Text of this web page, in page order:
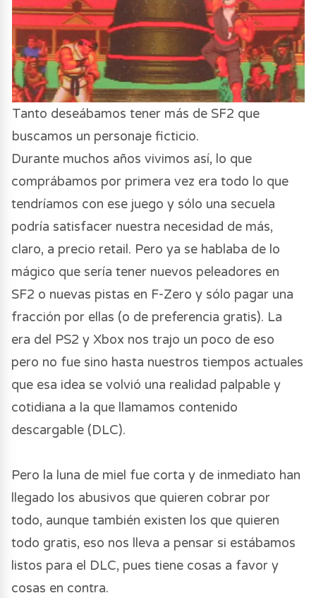
Tanto deseábamos tener más de SF2 que
buscamos un personaje ficticio.
Durante muchos años vivimos así, lo que
comprábamos por primera vez era todo lo que
tendríamos con ese juego y sólo una secuela
podría satisfacer nuestra necesidad de más,
claro, a precio retail. Pero ya se hablaba de lo
mágico que sería tener nuevos peleadores en
SF2 o nuevas pistas en F-Zero y sólo pagar una
fracción por ellas (o de preferencia gratis). La
era del PS2 y Xbox nos trajo un poco de eso
pero no fue sino hasta nuestros tiempos actuales
que esa idea se volvió una realidad palpable y
cotidiana a la que llamamos contenido
descargable (DLC).
Pero la luna de miel fue corta y de inmediato han
llegado los abusivos que quieren cobrar por
todo, aunque también existen los que quieren
todo gratis, eso nos lleva a pensar si estábamos
listos para el DLC, pues tiene cosas a favor y
cosas en contra.